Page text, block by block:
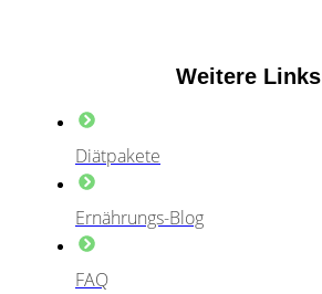
Weitere Links
Diätpakete
Ernährungs-Blog
FAQ